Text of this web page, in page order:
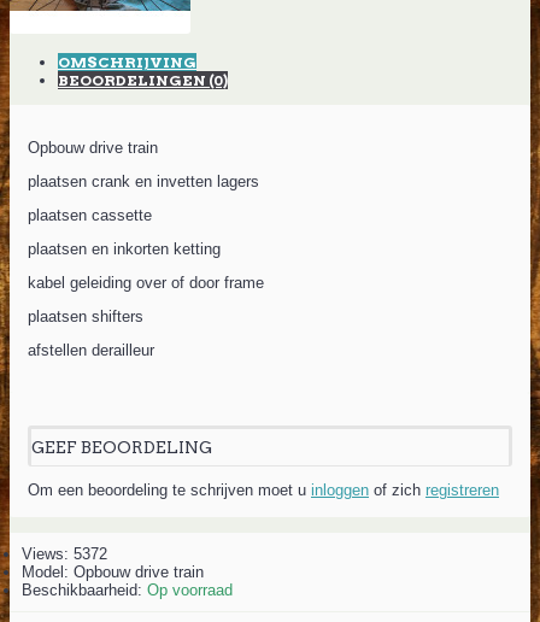
OMSCHRIJVING
BEOORDELINGEN (0)
Opbouw drive train
plaatsen crank en invetten lagers
plaatsen cassette
plaatsen en inkorten ketting
kabel geleiding over of door frame
plaatsen shifters
afstellen derailleur
GEEF BEOORDELING
Om een beoordeling te schrijven moet u inloggen of zich registreren
Views: 5372
Model: Opbouw drive train
Beschikbaarheid: Op voorraad